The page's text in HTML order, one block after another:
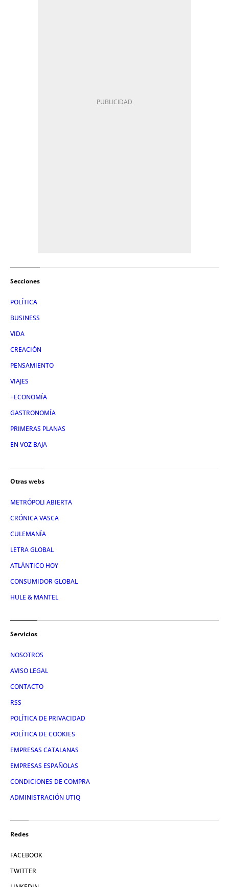
Secciones
POLÍTICA
BUSINESS
VIDA
CREACIÓN
PENSAMIENTO
VIAJES
+ECONOMÍA
GASTRONOMÍA
PRIMERAS PLANAS
EN VOZ BAJA
Otras webs
METRÓPOLI ABIERTA
CRÓNICA VASCA
CULEMANÍA
LETRA GLOBAL
ATLÁNTICO HOY
CONSUMIDOR GLOBAL
HULE & MANTEL
Servicios
NOSOTROS
AVISO LEGAL
CONTACTO
RSS
POLÍTICA DE PRIVACIDAD
POLÍTICA DE COOKIES
EMPRESAS CATALANAS
EMPRESAS ESPAÑOLAS
CONDICIONES DE COMPRA
ADMINISTRACIÓN UTIQ
Redes
FACEBOOK
TWITTER